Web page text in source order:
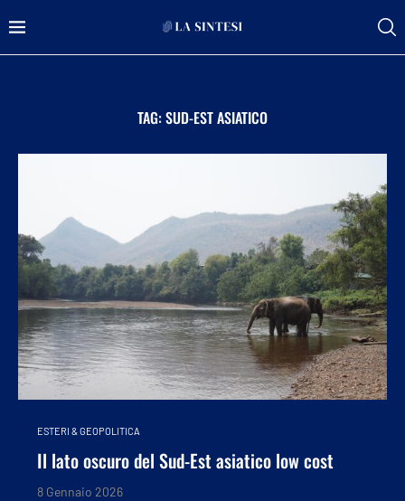
TAG:SUD-EST ASIATICO
ESTERI & GEOPOLITICA
Il lato oscuro del Sud-Est asiatico low cost
8 Gennaio 2026